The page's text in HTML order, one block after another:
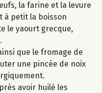
la farine et la levure
à petit la boisson
le yaourt grecque,
que le fromage de
une pincée de noix
avoir huilé les